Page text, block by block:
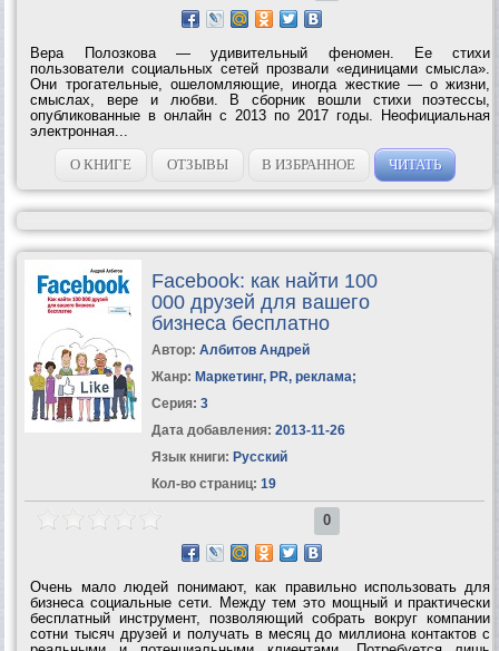
Вера Полозкова — удивительный феномен. Ее стихи
пользователи социальных сетей прозвали «единицами смысла».
Они трогательные, ошеломляющие, иногда жесткие — о жизни,
смыслах, вере и любви. В сборник вошли стихи поэтессы,
опубликованные в онлайн с 2013 по 2017 годы. Неофициальная
электронная...
О КНИГЕ
ОТЗЫВЫ В ИЗБРАННОЕ ЧИТАТЬ
Facebook: как найти 100
000 друзей для вашего
бизнеса бесплатно
Автор: Албитов Андрей
Жанр: Маркетинг, PR, реклама;
Серия: 3
Дата добавления: 2013-11-26
Язык книги: Русский
Кол-во страниц: 19
0
Очень мало людей понимают, как правильно использовать для
бизнеса социальные сети. Между тем это мощный и практически
бесплатный инструмент, позволяющий собрать вокруг компании
сотни тысяч друзей и получать в месяц до миллиона контактов с